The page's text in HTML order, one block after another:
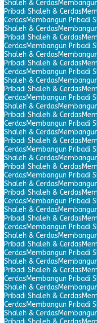
Shaleh & Cerdas
Pribadi Shaleh & Cerdas
CerdasMembangun Pribadi
Shaleh & Cerdas
Pribadi Shaleh & Cerdas
CerdasMembangun Pribadi
Shaleh & Cerdas
Pribadi Shaleh & Cerdas
CerdasMembangun Pribadi
Shaleh & Cerdas
Pribadi Shaleh & Cerdas
CerdasMembangun Pribadi
Shaleh & Cerdas
Pribadi Shaleh & Cerdas
CerdasMembangun Pribadi
Shaleh & Cerdas
Pribadi Shaleh & Cerdas
CerdasMembangun Pribadi
Shaleh & Cerdas
Pribadi Shaleh & Cerdas
CerdasMembangun Pribadi
Shaleh & Cerdas
Pribadi Shaleh & Cerdas
CerdasMembangun Pribadi
Shaleh & Cerdas
Pribadi Shaleh & Cerdas
CerdasMembangun Pribadi
Shaleh & Cerdas
Pribadi Shaleh & Cerdas
CerdasMembangun Pribadi
Shaleh & Cerdas
Pribadi Shaleh & Cerdas
CerdasMembangun Pribadi
Shaleh & Cerdas
Pribadi Shaleh & Cerdas
CerdasMembangun Pribadi
Shaleh & Cerdas